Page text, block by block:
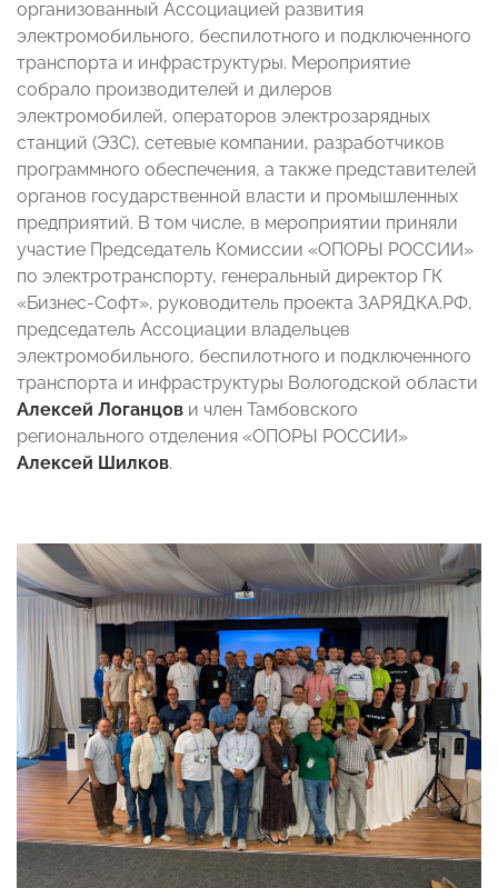
организованный Ассоциацией развития
электромобильного, беспилотного и подключенного
транспорта и инфраструктуры. Мероприятие
собрало производителей и дилеров
электромобилей, операторов электрозарядных
станций (ЭЗС), сетевые компании, разработчиков
программного обеспечения, а также представителей
органов государственной власти и промышленных
предприятий. В том числе, в мероприятии приняли
участие Председатель Комиссии «ОПОРЫ РОССИИ»
по электротранспорту, генеральный директор ГК
«Бизнес-Софт», руководитель проекта ЗАРЯДКА.РФ,
председатель Ассоциации владельцев
электромобильного, беспилотного и подключенного
транспорта и инфраструктуры Вологодской области
Алексей Логанцов и член Тамбовского
регионального отделения «ОПОРЫ РОССИИ»
Алексей Шилков.